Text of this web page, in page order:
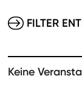
FILTER
Keine